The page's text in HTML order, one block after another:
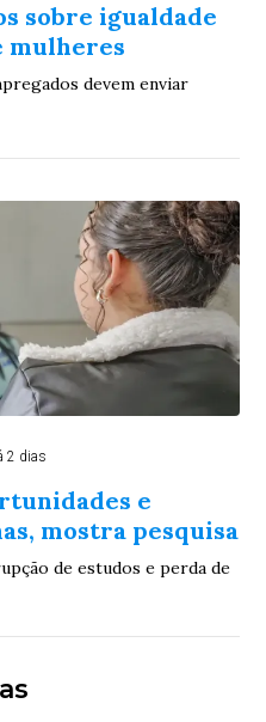
sobre igualdade
mulheres
devem enviar
2 dias
e
mostra pesquisa
de estudos e perda de